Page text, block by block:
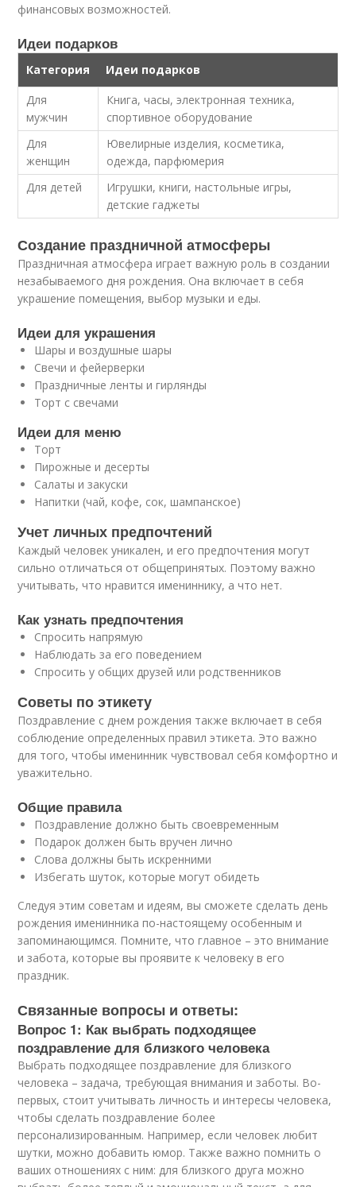
финансовых возможностей.
Идеи подарков
Категория
Идеи подарков
Для
мужчин
Книга, часы, электронная техника,
спортивное оборудование
Для
женщин
Ювелирные изделия, косметика,
одежда, парфюмерия
Для детей
Игрушки, книги, настольные игры,
детские гаджеты
Создание праздничной атмосферы
Праздничная атмосфера играет важную роль в создании
незабываемого дня рождения. Она включает в себя
украшение помещения, выбор музыки и еды.
Идеи для украшения
Шары и воздушные шары
Свечи и фейерверки
Праздничные ленты и гирлянды
Торт с свечами
Идеи для меню
Торт
Пирожные и десерты
Салаты и закуски
Напитки (чай, кофе, сок, шампанское)
Учет личных предпочтений
Каждый человек уникален, и его предпочтения могут
сильно отличаться от общепринятых. Поэтому важно
учитывать, что нравится имениннику, а что нет.
Как узнать предпочтения
Спросить напрямую
Наблюдать за его поведением
Спросить у общих друзей или родственников
Советы по этикету
Поздравление с днем рождения также включает в себя
соблюдение определенных правил этикета. Это важно
для того, чтобы именинник чувствовал себя комфортно и
уважительно.
Общие правила
Поздравление должно быть своевременным
Подарок должен быть вручен лично
Слова должны быть искренними
Избегать шуток, которые могут обидеть
Следуя этим советам и идеям, вы сможете сделать день
рождения именинника по-настоящему особенным и
запоминающимся. Помните, что главное – это внимание
и забота, которые вы проявите к человеку в его
праздник.
Связанные вопросы и ответы:
Вопрос 1: Как выбрать подходящее
поздравление для близкого человека
Выбрать подходящее поздравление для близкого
человека – задача, требующая внимания и заботы. Во-
первых, стоит учитывать личность и интересы человека,
чтобы сделать поздравление более
персонализированным. Например, если человек любит
шутки, можно добавить юмор. Также важно помнить о
ваших отношениях с ним: для близкого друга можно